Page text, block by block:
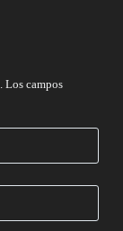
Los campos